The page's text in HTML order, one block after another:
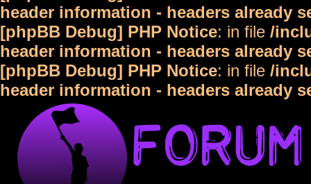
header information - headers already
[phpBB Debug] PHP Notice: in file /
header information - headers already
[phpBB Debug] PHP Notice: in file /
header information - headers already